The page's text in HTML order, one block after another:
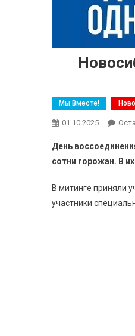
Мы Вместе!
01.10.2025
День
сотни горожан. В
В митинге приняли
участники